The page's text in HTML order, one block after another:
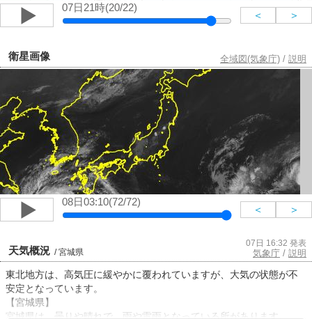
07日21時(20/22)
＜ ＞
衛星画像 全域図(気象庁) / 説明
08日03:10(72/72)
＜ ＞
天気概況 / 宮城県
07日 16:32 発表
気象庁 / 説明
東北地方は、高気圧に緩やかに覆われていますが、大気の状態が不
安定となっています。
【宮城県】
宮城県は、曇りや晴れで、雨や雷雨となっている所があります。